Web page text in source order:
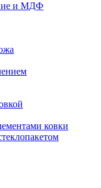
и МДФ
ковки